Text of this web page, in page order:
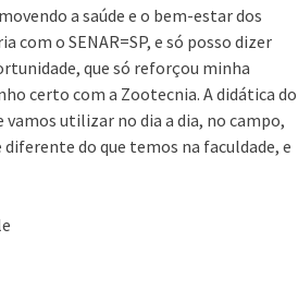
a saúde e o bem-estar dos
com o SENAR=SP, e só posso dizer
que só reforçou minha
certo com a Zootecnia. A didática do
utilizar no dia a dia, no campo,
do que temos na faculdade, e